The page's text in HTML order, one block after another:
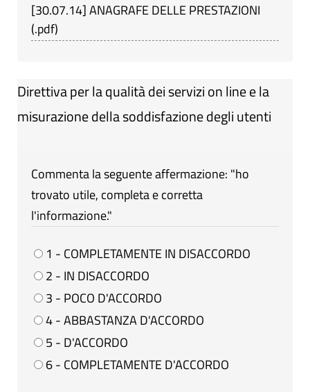
[30.07.14]ANAGRAFE DELLE PRESTAZIONI
(.pdf)
Direttiva per la qualità dei servizi on line e la
misurazione della soddisfazione degli utenti
Commenta la seguente affermazione: "ho
trovato utile, completa e corretta
l'informazione."
1 - COMPLETAMENTE IN DISACCORDO
2 - IN DISACCORDO
3 - POCO D'ACCORDO
4 - ABBASTANZA D'ACCORDO
5 - D'ACCORDO
6 - COMPLETAMENTE D'ACCORDO